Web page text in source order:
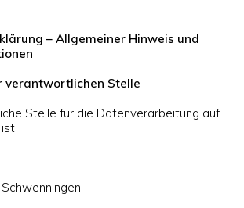
– Allgemeiner Hinweis und
verantwortlichen Stelle
Stelle für die Datenverarbeitung auf